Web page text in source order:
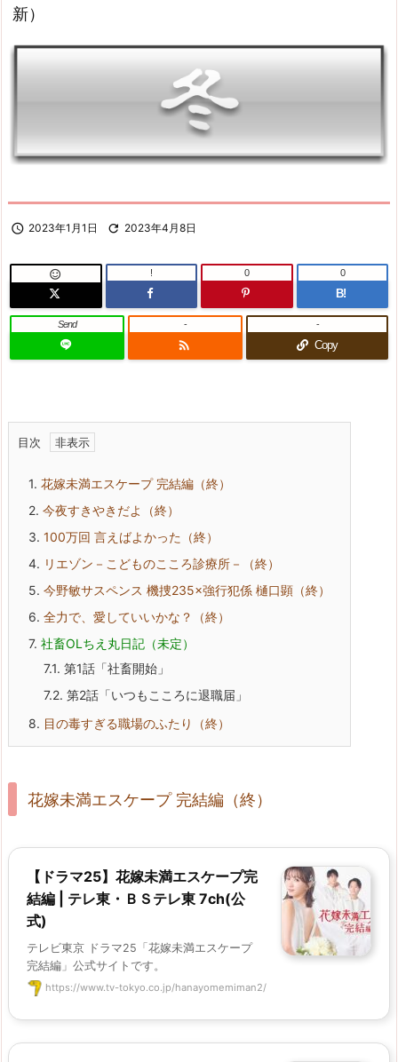
新）
 2023年1月1日  2023年4月8日
 ! 0
B!
0
Send

-
Copy
-
目次
1. 花嫁未満エスケープ 完結編（終）
2. 今夜すきやきだよ（終）
3. 100万回 言えばよかった（終）
4. リエゾン－こどものこころ診療所－（終）
5. 今野敏サスペンス 機捜235×強行犯係 樋口顕（終）
6. 全力で、愛していいかな？（終）
7. 社畜OLちえ丸日記（未定）
7.1. 第1話「社畜開始」
7.2. 第2話「いつもこころに退職届」
8. 目の毒すぎる職場のふたり（終）
花嫁未満エスケープ 完結編（終）
【ドラマ25】花嫁未満エスケープ完
結編 | テレ東・ＢＳテレ東 7ch(公
式)
テレビ東京 ドラマ25「花嫁未満エスケープ
完結編」公式サイトです。
https://www.tv-tokyo.co.jp/hanayomemiman2/